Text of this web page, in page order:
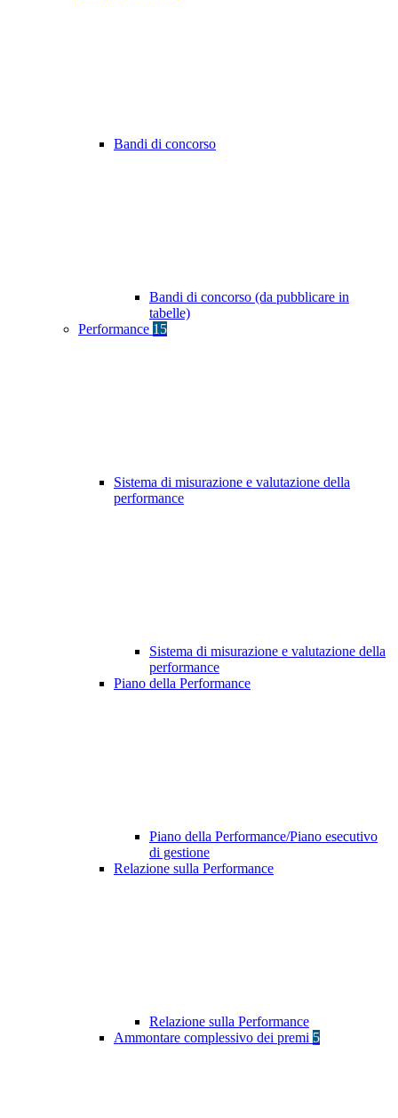
Bandi di concorso
Bandi di concorso (da pubblicare in
tabelle)
Performance 15
Sistema di misurazione e valutazione della
performance
Sistema di misurazione e valutazione della
performance
Piano della Performance
Piano della Performance/Piano esecutivo
di gestione
Relazione sulla Performance
Relazione sulla Performance
Ammontare complessivo dei premi 5